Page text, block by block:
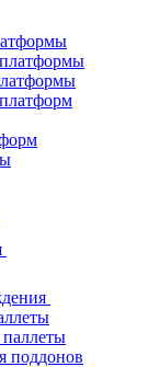
поддонов